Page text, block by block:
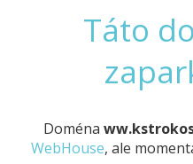
Táto
Doména
WebHouse, ale